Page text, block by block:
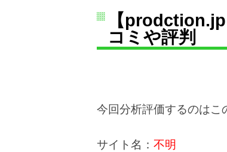
【
コミや評判
今回分析評価するのはこ
サイト名： 不明